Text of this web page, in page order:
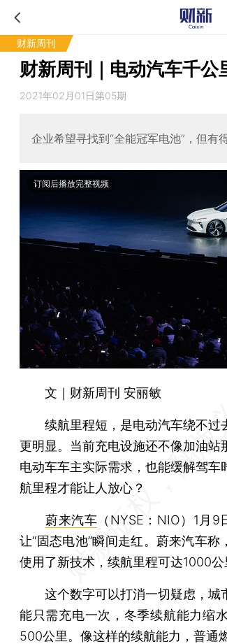
财新周刊
财新周刊｜电动汽车千公
2021年02月01日第05期
企业希望寻找到“全能冠军电池”，但有
订阅后播放完整视频
文｜财新周刊 安丽敏
续航里程短，是电动汽车绕不过
更明显。当前充电设施还不像加油站
电动车车主实际需求，也能缓解驾
航里程才能让人放心？
蔚来汽车 （NYSE：NIO）1月
让“固态电池”瞬间走红。蔚来汽车
使用了新技术，续航里程可达1000公
这个数字可以打消一切疑虑，城
能只需充电一次，冬季续航能力
500公里。像这样的续航能力，普通